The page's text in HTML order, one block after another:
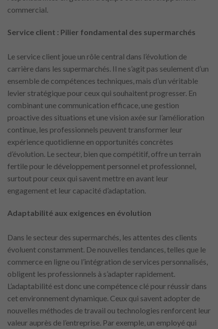
commercial.
Service client : Pilier fondamental des supermarchés
Le service client joue un rôle central dans l’évolution de
carrière dans les supermarchés. Il ne s’agit pas seulement d’un
ensemble de compétences techniques, mais d’un véritable
levier stratégique pour ceux qui souhaitent progresser. En
combinant une communication efficace, une gestion
proactive des situations et une vision axée sur l’amélioration
continue, les professionnels peuvent transformer leur
expérience quotidienne en opportunités concrètes
d’évolution. Le secteur, bien que compétitif, offre un terrain
fertile pour le développement personnel et professionnel,
surtout pour ceux qui savent mettre en avant leur
engagement et leur capacité d’adaptation.
Adaptabilité aux exigences en évolution
Dans le secteur des supermarchés, les attentes des clients
évoluent constamment. De nouvelles tendances, telles que le
commerce en ligne ou l’intégration de services personnalisés,
obligent les professionnels à s’adapter rapidement.
L’adaptabilité est donc une compétence clé pour réussir dans
cet environnement dynamique. Ceux qui savent adopter de
nouvelles méthodes de travail ou technologies renforcent leur
valeur auprès de l’entreprise. Par exemple, un employé qui